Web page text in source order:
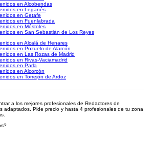
en Alcobendas
en Leganés
en Getafe
en Fuenlabrada
en Móstoles
en San Sebastián de Los Reyes
en Alcalá de Henares
en Pozuelo de Alarcón
en Las Rozas de Madrid
en Rivas-Vaciamadrid
en Parla
en Alcorcón
en Torrejón de Ardoz
a los mejores profesionales de Redactores de
adaptados. Pide precio y hasta 4 profesionales de tu zona